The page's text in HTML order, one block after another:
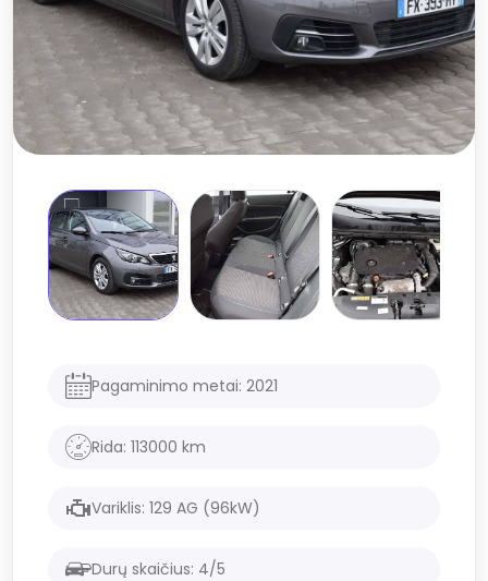
Pagaminimo metai: 2021
Rida: 113000 km
Variklis: 129 AG (96kW)
Durų skaičius: 4/5